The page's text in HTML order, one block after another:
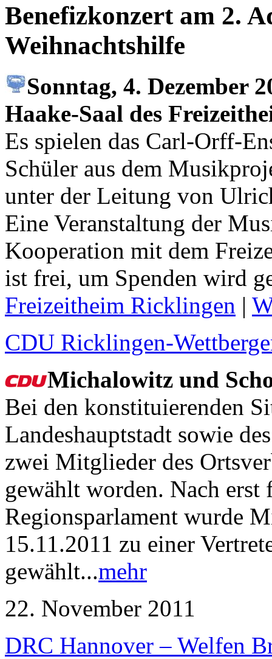
Benefizkonzert am 2.
Weihnachtshilfe
Sonntag, 4. Dezember
Haake-Saal des
Es spielen das Carl-Orff-
Schüler aus dem
unter der Leitung von
Eine Veranstaltung der
Kooperation mit dem
ist frei, um Spenden wird
Freizeitheim Ricklingen |
CDU Ricklingen-
Michalowitz und
Bei den konstituierenden
Landeshauptstadt sowie
zwei Mitglieder des
gewählt worden. Nach
Regionsparlament wurde
15.11.2011 zu einer
gewählt...mehr
22. November 2011
DRC Hannover – Welfen